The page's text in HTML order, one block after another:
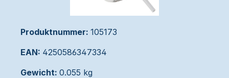
Produktnummer: 105173
EAN: 4250586347334
Gewicht: 0.055 kg